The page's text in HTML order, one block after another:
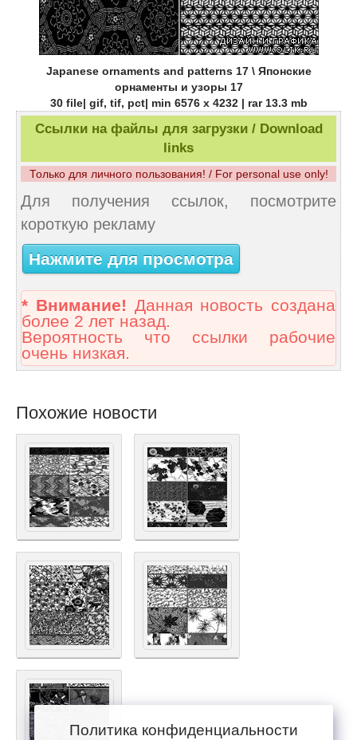
Japanese ornaments and patterns 17 \ Японские
орнаменты и узоры 17
30 file| gif, tif, pct| min 6576 x 4232 | rar 13.3 mb
Ссылки на файлы для загрузки / Download
links
Только для личного пользования! / For personal use only!
Для получения ссылок, посмотрите
короткую рекламу
Нажмите для просмотра
* Внимание! Данная новость создана
более 2 лет назад.
Вероятность что ссылки рабочие
очень низкая.
Похожие новости
Политика конфиденциальности